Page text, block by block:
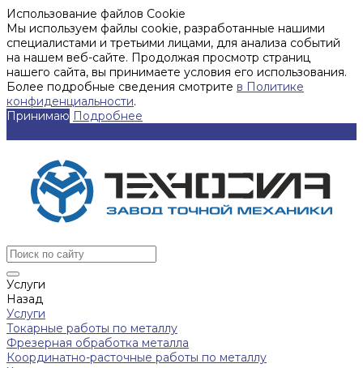
Использование файлов Cookie
Мы используем файлы cookie, разработанные нашими
специалистами и третьими лицами, для анализа событий
на нашем веб-сайте. Продолжая просмотр страниц
нашего сайта, вы принимаете условия его использования.
Более подробные сведения смотрите в Политике
конфиденциальности.
Принимаю Подробнее
Услуги
Назад
Услуги
Токарные работы по металлу
Фрезерная обработка металла
Координатно-расточные работы по металлу